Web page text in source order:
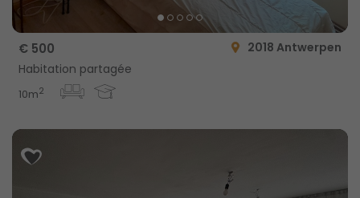
€ 500
2018 Antwerpen
Habitation partagée
10m2